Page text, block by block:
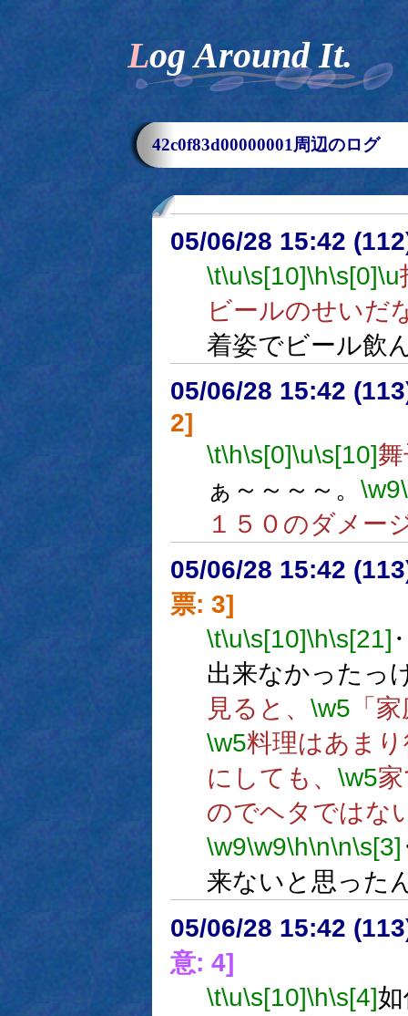
Log Around It.
42c0f83d00000001周辺のログ
05/06/28 15:42
\t\u\s[10]\h\s[0]\u
ビールのせいだ
着姿でビール飲
05/06/28 15:42
2]
\t\h\s[0]\u\s[10]
ぁ～～～～。 \w9
１５０のダメー
05/06/28 15:42
票: 3]
\t\u\s[10]\h\s[21]
出来なかったっ
見ると、 \w5 「
\w5料理はあま
にしても、 \w5
のでヘタではな
\w9\w9\h\n\n\s[3]
来ないと思った
05/06/28 15:42
意: 4]
\t\u\s[10]\h\s[4]